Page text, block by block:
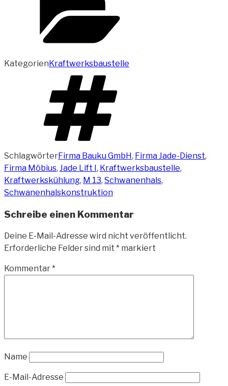
KategorienKraftwerksbaustelle
SchlagwörterFirma Bauku GmbH, Firma Jade-Dienst,
Firma Möbius, Jade Lift I, Kraftwerksbaustelle,
Kraftwerkskühlung, M 13, Schwanenhals,
Schwanenhalskonstruktion
Schreibe einen Kommentar
Deine E-Mail-Adresse wird nicht veröffentlicht.
Erforderliche Felder sind mit * markiert
Kommentar*
Name
E-Mail-Adresse